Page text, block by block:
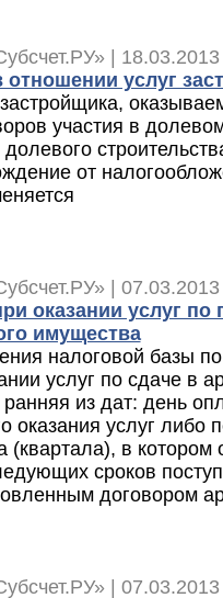
|
услуг
участия в
от
|
оказании услуг по
имущества
налоговой базы
услуг по сдаче в
из дат: день
оказания услуг либо
(квартала), в котором
сроков
договором
|